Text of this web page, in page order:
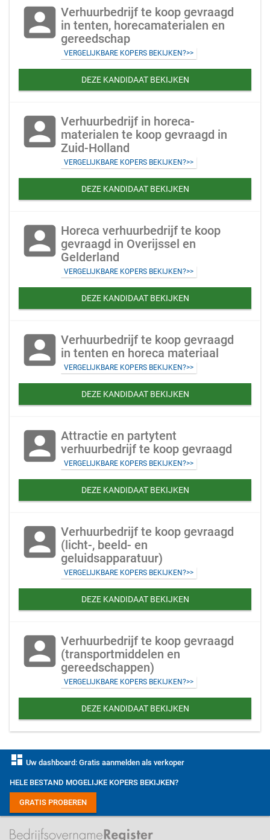
account_box Verhuurbedrijf te koop gevraagd
in tenten, horecamaterialen en
gereedschap
VERGELIJKBARE KOPERS BEKIJKEN?>>
DEZE KANDIDAAT BEKIJKEN
account_box Verhuurbedrijf in horeca-
materialen te koop gevraagd in
Zuid-Holland
VERGELIJKBARE KOPERS BEKIJKEN?>>
DEZE KANDIDAAT BEKIJKEN
account_box Horeca verhuurbedrijf te koop
gevraagd in Overijssel en
Gelderland
VERGELIJKBARE KOPERS BEKIJKEN?>>
DEZE KANDIDAAT BEKIJKEN
account_box Verhuurbedrijf te koop gevraagd
in tenten en horeca materiaal
VERGELIJKBARE KOPERS BEKIJKEN?>>
DEZE KANDIDAAT BEKIJKEN
account_box Attractie en partytent
verhuurbedrijf te koop gevraagd
VERGELIJKBARE KOPERS BEKIJKEN?>>
DEZE KANDIDAAT BEKIJKEN
account_box Verhuurbedrijf te koop gevraagd
(licht-, beeld- en
geluidsapparatuur)
VERGELIJKBARE KOPERS BEKIJKEN?>>
DEZE KANDIDAAT BEKIJKEN
account_box Verhuurbedrijf te koop gevraagd
(transportmiddelen en
gereedschappen)
VERGELIJKBARE KOPERS BEKIJKEN?>>
DEZE KANDIDAAT BEKIJKEN
dashboard Uw dashboard: Gratis aanmelden als verkoper
HELE BESTAND MOGELIJKE KOPERS BEKIJKEN?
GRATIS PROBEREN